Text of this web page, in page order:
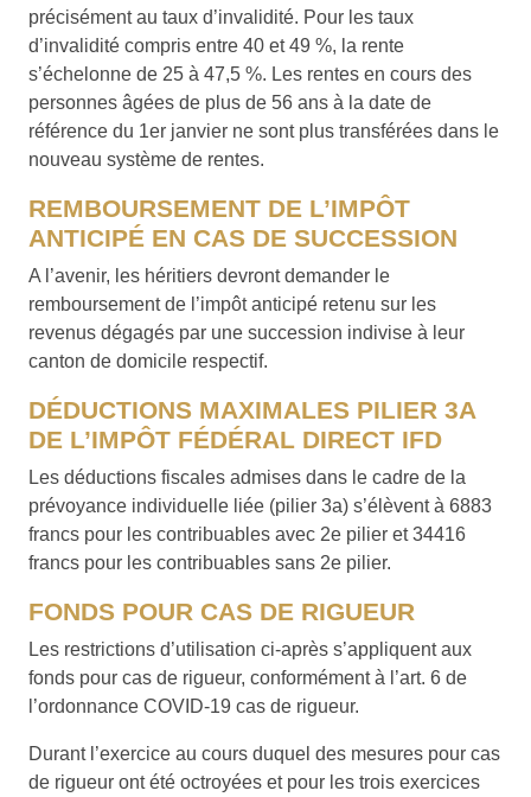
précisément au taux d’invalidité. Pour les taux
d’invalidité compris entre 40 et 49 %, la rente
s’échelonne de 25 à 47,5 %. Les rentes en cours des
personnes âgées de plus de 56 ans à la date de
référence du 1er janvier ne sont plus transférées dans le
nouveau système de rentes.
REMBOURSEMENT DE L’IMPÔT
ANTICIPÉ EN CAS DE SUCCESSION
A l’avenir, les héritiers devront demander le
remboursement de l’impôt anticipé retenu sur les
revenus dégagés par une succession indivise à leur
canton de domicile respectif.
DÉDUCTIONS MAXIMALES PILIER 3A
DE L’IMPÔT FÉDÉRAL DIRECT IFD
Les déductions fiscales admises dans le cadre de la
prévoyance individuelle liée (pilier 3a) s’élèvent à 6883
francs pour les contribuables avec 2e pilier et 34416
francs pour les contribuables sans 2e pilier.
FONDS POUR CAS DE RIGUEUR
Les restrictions d’utilisation ci-après s’appliquent aux
fonds pour cas de rigueur, conformément à l’art. 6 de
l’ordonnance COVID-19 cas de rigueur.
Durant l’exercice au cours duquel des mesures pour cas
de rigueur ont été octroyées et pour les trois exercices